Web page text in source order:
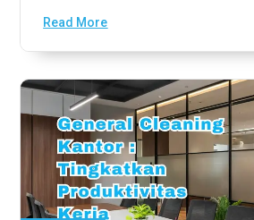
Read More